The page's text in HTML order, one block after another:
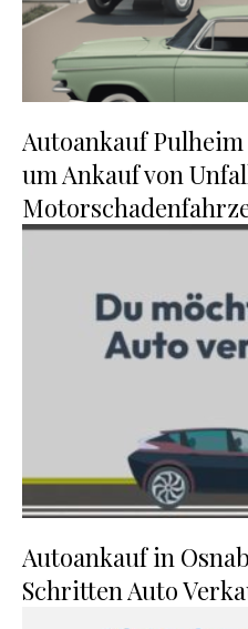
Autoankauf
um Ankauf von
Autoankauf in
Schritten Auto